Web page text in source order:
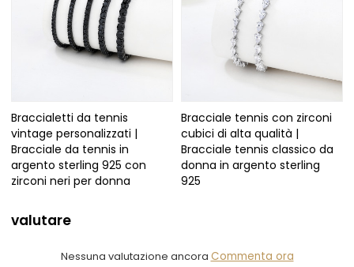
Braccialetti da tennis
vintage personalizzati |
Bracciale da tennis in
argento sterling 925 con
zirconi neri per donna
Bracciale tennis con zirconi
cubici di alta qualità |
Bracciale tennis classico da
donna in argento sterling
925
valutare
Nessuna valutazione ancora Commenta ora